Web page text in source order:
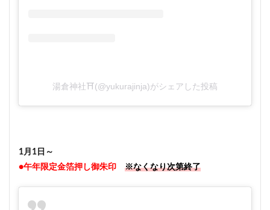
湯倉神社⛩(@yukurajinja)がシェアした投稿
1月1日～
●午年限定金箔押し御朱印 ※なくなり次第終了